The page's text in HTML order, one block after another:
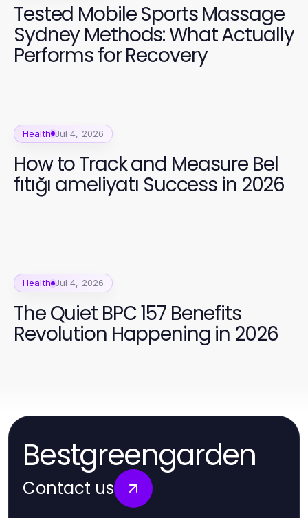
Tested Mobile Sports Massage
Sydney Methods: What Actually
Performs for Recovery
Health Jul 4, 2026
How to Track and Measure Bel
fıtığı ameliyatı Success in 2026
Health Jul 4, 2026
The Quiet BPC 157 Benefits
Revolution Happening in 2026
Bestgreengarden
Contact us